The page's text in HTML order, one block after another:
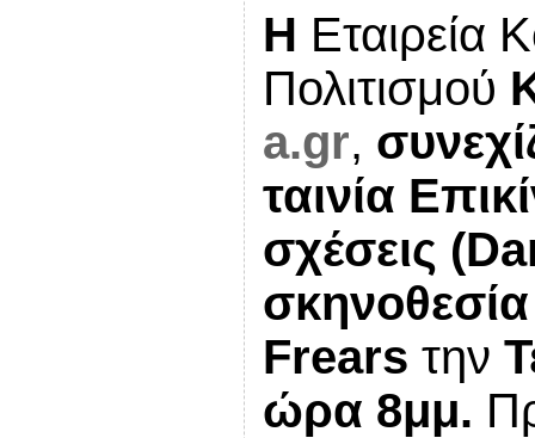
Η Εταιρεία
Πολιτισμού
a.gr,
ταινία
σχέσεις
Frears την
ώρα 8μμ.